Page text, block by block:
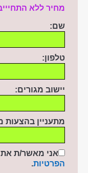
מחיר ללא
שם:
טלפון:
יישוב מגורים:
מתעניין בהצעות
אני מאשר/ת את
הפרטיות.